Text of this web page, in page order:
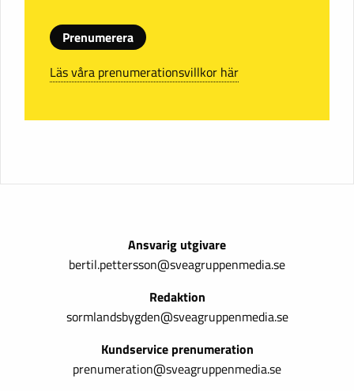
Prenumerera
Läs våra prenumerationsvillkor här
Ansvarig utgivare
bertil.pettersson@sveagruppenmedia.se
Redaktion
sormlandsbygden@sveagruppenmedia.se
Kundservice prenumeration
prenumeration@sveagruppenmedia.se